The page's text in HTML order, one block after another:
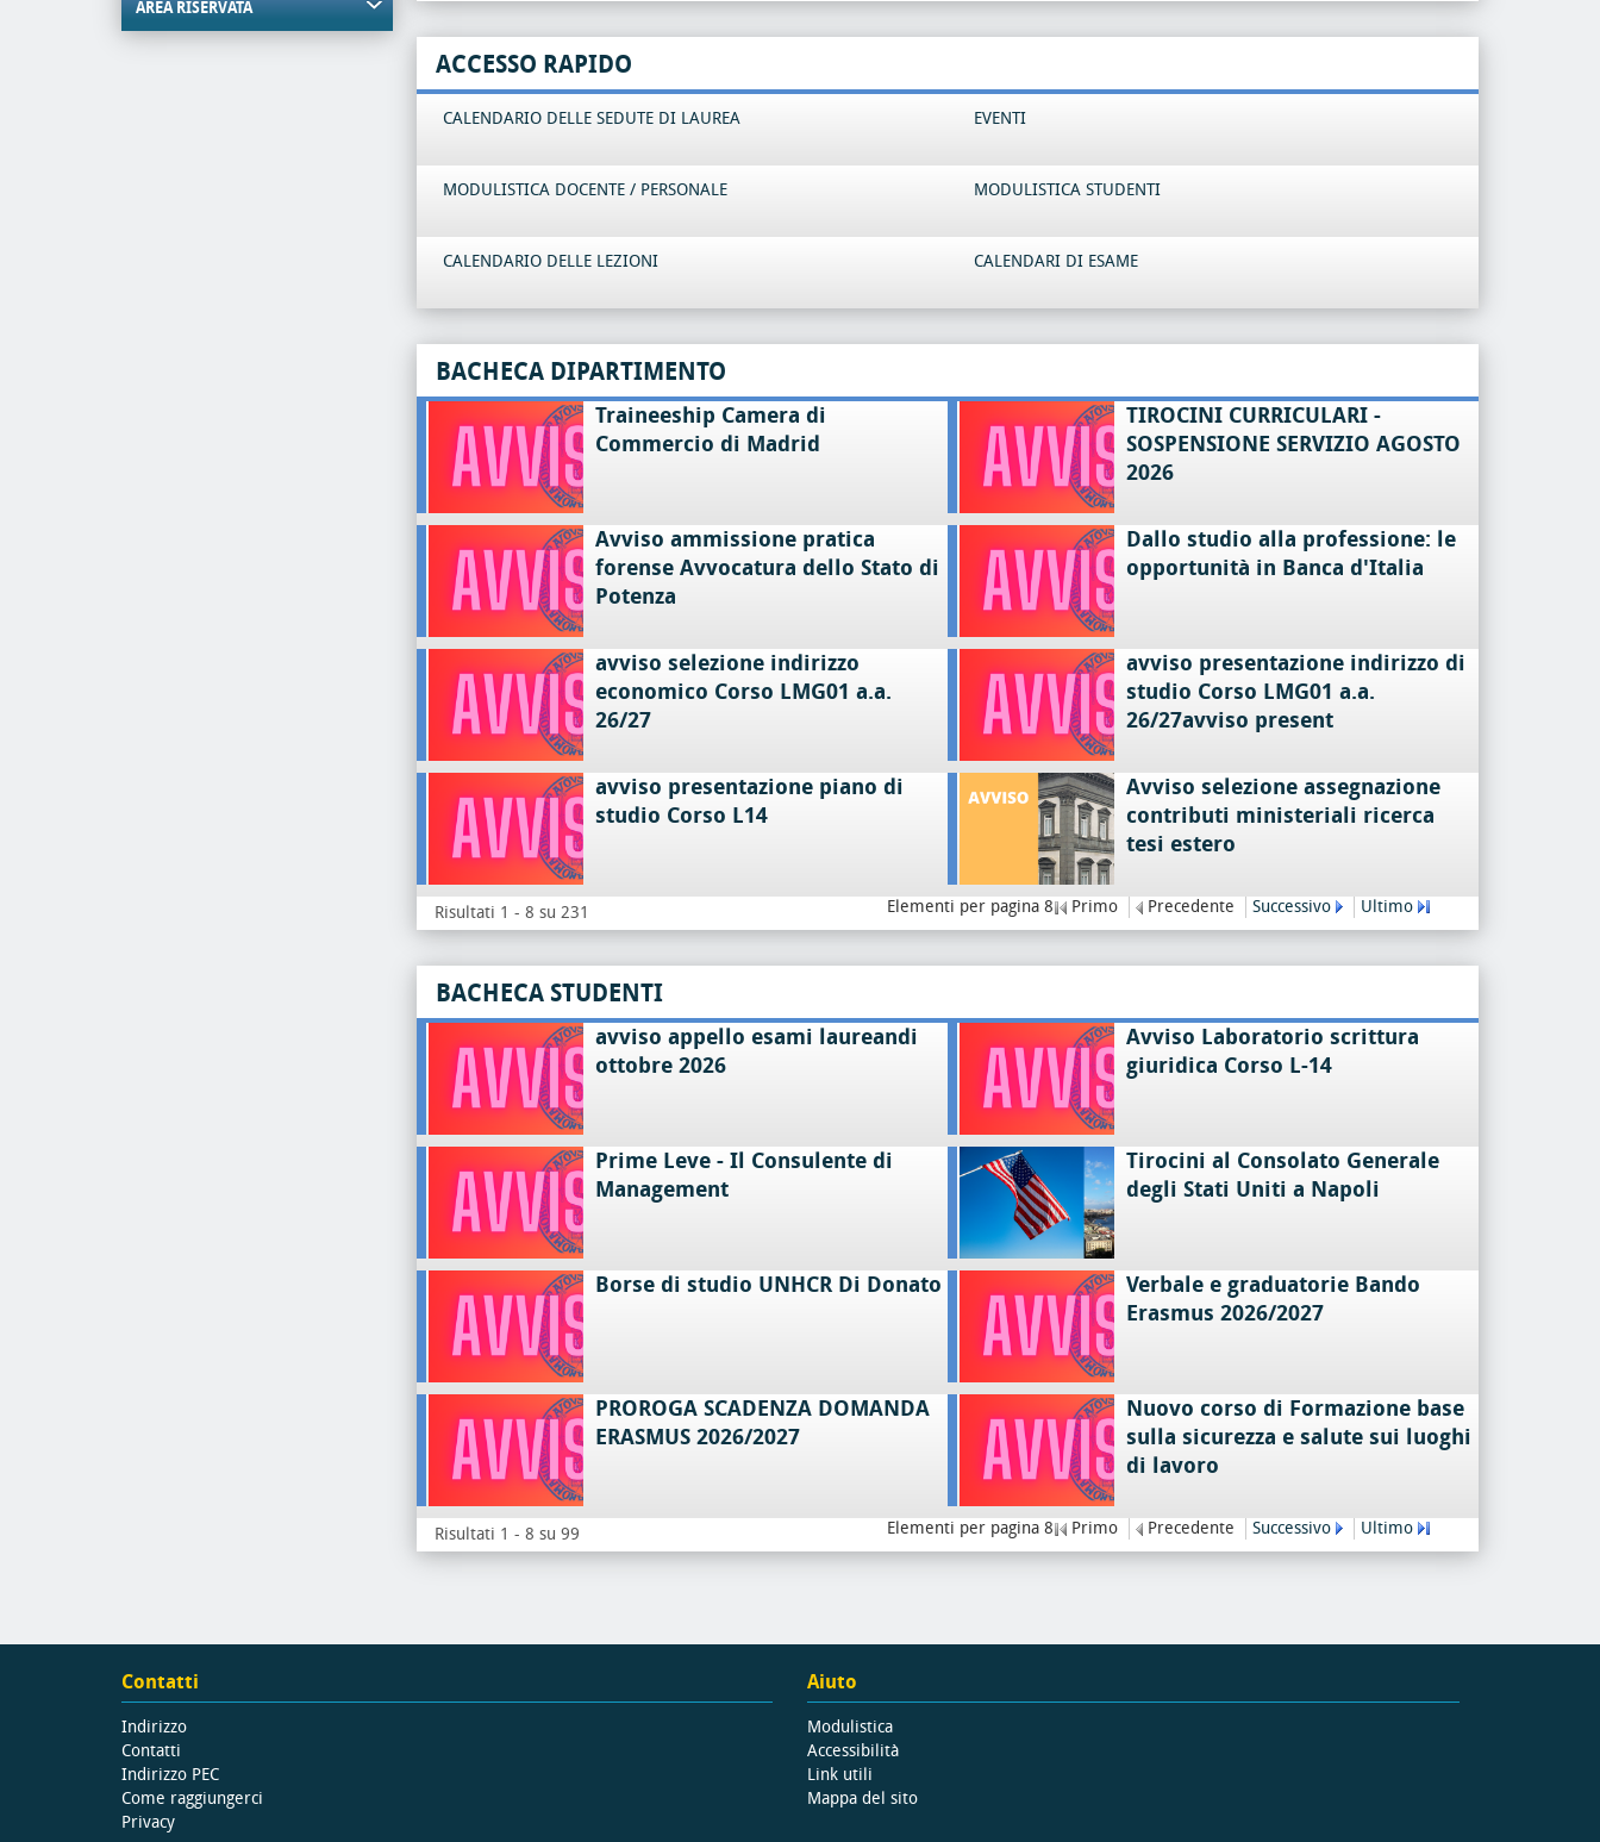
AREA RISERVATA
ACCESSO RAPIDO
CALENDARIO DELLE SEDUTE DI LAUREA EVENTI
MODULISTICA DOCENTE / PERSONALE MODULISTICA STUDENTI
CALENDARIO DELLE LEZIONI CALENDARI DI ESAME
BACHECA DIPARTIMENTO
Traineeship Camera di
Commercio di Madrid
TIROCINI CURRICULARI -
SOSPENSIONE SERVIZIO AGOSTO
2026
Avviso ammissione pratica
forense Avvocatura dello Stato di
Potenza
Dallo studio alla professione: le
opportunità in Banca d'Italia
avviso selezione indirizzo
economico Corso LMG01 a.a.
26/27
avviso presentazione indirizzo di
studio Corso LMG01 a.a.
26/27avviso present
avviso presentazione piano di
studio Corso L14
Avviso selezione assegnazione
contributi ministeriali ricerca
tesi estero
Risultati 1 - 8 su 231 Elementi per pagina 8 Primo Precedente Successivo Ultimo
BACHECA STUDENTI
avviso appello esami laureandi
ottobre 2026
Avviso Laboratorio scrittura
giuridica Corso L-14
Prime Leve - Il Consulente di
Management
Tirocini al Consolato Generale
degli Stati Uniti a Napoli
Borse di studio UNHCR Di Donato
Verbale e graduatorie Bando
Erasmus 2026/2027
PROROGA SCADENZA DOMANDA
ERASMUS 2026/2027
Nuovo corso di Formazione base
sulla sicurezza e salute sui luoghi
di lavoro
Risultati 1 - 8 su 99 Elementi per pagina 8 Primo Precedente Successivo Ultimo
Contatti
Indirizzo
Contatti
Indirizzo PEC
Come raggiungerci
Privacy
Aiuto
Modulistica
Accessibilità
Link utili
Mappa del sito